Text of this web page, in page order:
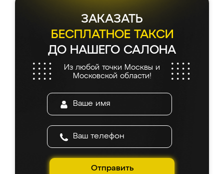
ЗАКАЗАТЬ
БЕСПЛАТНОЕ ТАКСИ
ДО НАШЕГО САЛОНА
Из любой точки Москвы и
Московской области!
Отправить